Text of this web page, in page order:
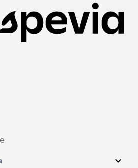
su youtube
su instagram
expand_more